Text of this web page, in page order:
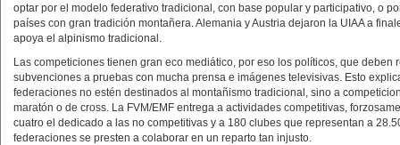
optar por el modelo federativo tradicional, con base popular y participativo, o
países con gran tradición montañera. Alemania y Austria dejaron la UIAA a
apoya el alpinismo tradicional.
Las competiciones tienen gran eco mediático, por eso los políticos, que
subvenciones a pruebas con mucha prensa e imágenes televisivas. Esto
federaciones no estén destinados al montañismo tradicional, sino a
maratón o de cross. La FVM/EMF entrega a actividades competitivas,
cuatro el dedicado a las no competitivas y a 180 clubes que representan a
federaciones se presten a colaborar en un reparto tan injusto.